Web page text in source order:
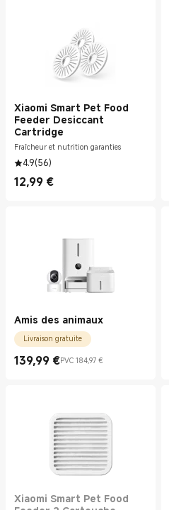
Xiaomi Smart Pet Food
Feeder Desiccant
Cartridge
Fraîcheur et nutrition garanties
4.9(56)
12,99 €
Current Price €12.99
Amis des animaux
Livraison gratuite
139,99 €
Current Price €139.99
PVC 184,97 €
Prix de vente 184,97 €
Xiaomi Smart Pet Food